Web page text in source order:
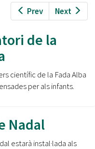
Prev Next
de la
científic de la Fada Alba
per als infants.
Nadal
estarà instal·lada als